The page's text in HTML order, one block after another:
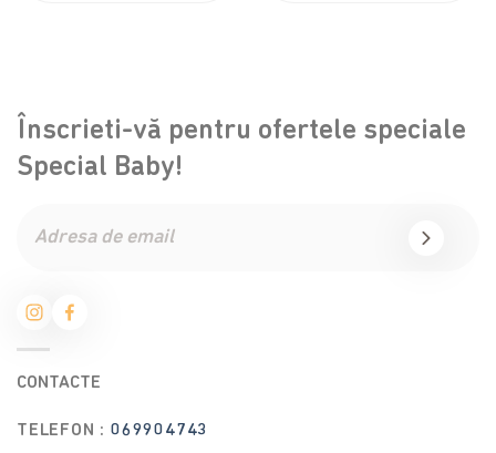
Înscrieti-vă pentru ofertele speciale
Special Baby!
CONTACTE
TELEFON :069904743